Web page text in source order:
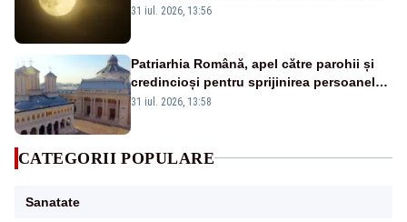
2027, evenimentul pe care generația
31 iul. 2026, 13:56
Patriarhia Română, apel către parohii și
credincioși pentru sprijinirea persoanelor
afectate de caniculă:”Să distribuie apă
31 iul. 2026, 13:58
CATEGORII POPULARE
Sanatate